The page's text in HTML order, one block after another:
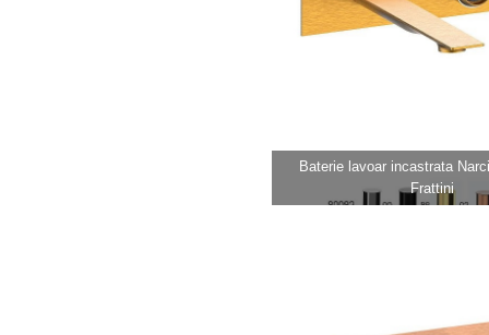
Baterie lavoar incastrata
Frattini